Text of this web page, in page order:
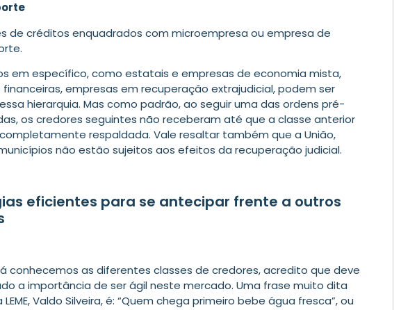
de créditos enquadrados com microempresa ou empresa de
em específico, como estatais e empresas de economia mista,
empresas em recuperação extrajudicial, podem ser
hierarquia. Mas como padrão, ao seguir uma das ordens pré-
os credores seguintes não receberam até que a classe anterior
respaldada. Vale resaltar também que a União,
não estão sujeitos aos efeitos da recuperação judicial.
eficientes para se antecipar frente a outros
conhecemos as diferentes classes de credores, acredito que deve
a importância de ser ágil neste mercado. Uma frase muito dita
LEME, Valdo Silveira, é: “Quem chega primeiro bebe água fresca”, ou